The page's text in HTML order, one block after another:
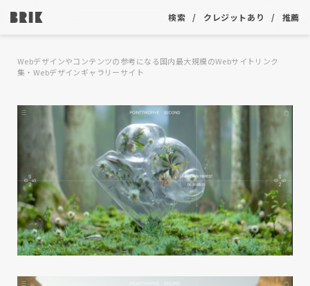
検索 クレジットあり 推薦
Webデザインやコンテンツの参考になる国内最大規模のWebサイトリンク
集・Webデザインギャラリーサイト